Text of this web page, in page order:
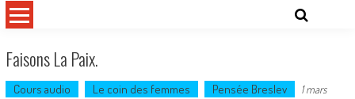
Faisons La Paix.
Cours audio Le coin des femmes Pensée Breslev
1 mars